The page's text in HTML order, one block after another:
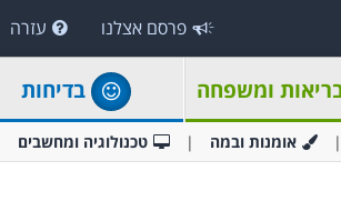
פרסם אצלנו עזרה
ומשפחה בדיחות
אומנות ובמה טכנולוגיה ומחשבים